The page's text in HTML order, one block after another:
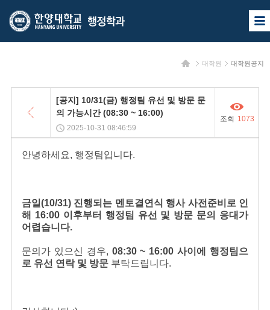
한
양
교
양
교
행
정
학
사
이
열
홈 대학원 대학원공지
[공지] 10/31(금) 행정팀 유선 및 방문 문
의 가능시간 (08:30 ~ 16:00)
조회 1073
2025-10-31 08:46:59
안녕하세요, 행정팀입니다.
금일(10/31) 진행되는 멘토결연식 행사 사전준비로 인
해 16:00 이후부터 행정팀 유선 및 방문 문의 응대가
어렵습니다.
문의가 있으신 경우, 08:30 ~ 16:00 사이에 행정팀으
로 유선 연락 및 방문 부탁드립니다.